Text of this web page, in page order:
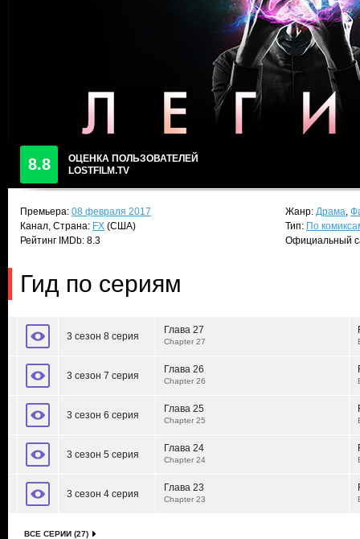
8.8
ОЦЕНКА ПОЛЬЗОВАТЕЛЕЙ
LOSTFILM.TV
Премьера: 08 февраля 2017
Канал, Страна: FX (США)
Рейтинг IMDb: 8.3
Жанр: Драма,
Тип: По
Официальный
Гид по сериям
3 сезон 8 серия
Глава 27
Chapter 27
3 сезон 7 серия
Глава 26
Chapter 26
3 сезон 6 серия
Глава 25
Chapter 25
3 сезон 5 серия
Глава 24
Chapter 24
3 сезон 4 серия
Глава 23
Chapter 23
ВСЕ СЕРИИ (27)